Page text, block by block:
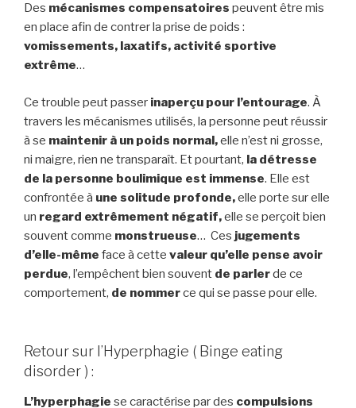
Des mécanismes compensatoires peuvent être mis
en place afin de contrer la prise de poids :
vomissements, laxatifs, activité sportive
extrême…
Ce trouble peut passer inaperçu pour l’entourage. À
travers les mécanismes utilisés, la personne peut réussir
à se maintenir à un poids normal,elle n’est ni grosse,
ni maigre, rien ne transparaît. Et pourtant, la détresse
de la personne boulimique est immense. Elle est
confrontée à une solitude profonde,elle porte sur elle
un regard extrêmement négatif,elle se perçoit bien
souvent comme monstrueuse… Ces jugements
d’elle-même face à cette valeur qu’elle pense avoir
perdue, l’empêchent bien souvent de parlerde ce
comportement, de nommerce qui se passe pour elle.
Retour sur l’Hyperphagie ( Binge eating
disorder ) :
L’hyperphagie se caractérise par des compulsions